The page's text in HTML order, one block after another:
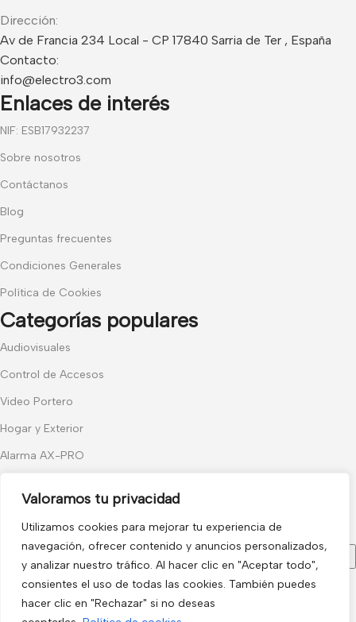
Valoramos tu privacidad
Utilizamos cookies para mejorar tu experiencia de
navegación, ofrecer contenido y anuncios personalizados,
y analizar nuestro tráfico. Al hacer clic en "Aceptar todo",
consientes el uso de todas las cookies. También puedes
hacer clic en "Rechazar" si no deseas
Dirección:
Av de Francia 234 Local - CP 17840 Sarria de Ter , España
Contacto:
info@electro3.com
Enlaces de interés
NIF: ESB17932237
Sobre nosotros
Contáctanos
Blog
Preguntas frecuentes
Condiciones Generales
Política de Cookies
Categorías populares
Audiovisuales
Control de Accesos
Video Portero
Hogar y Exterior
Alarma AX-PRO
Únete a nuestras novedades
Recibe las últimas novedades y promociones.
Usado de acuerdo con nuestraPolítica de privacidad